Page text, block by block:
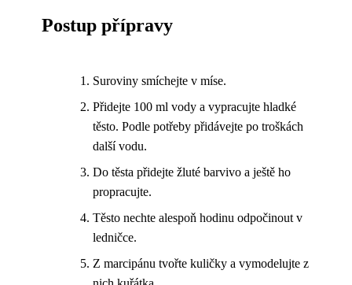
Postup přípravy
Suroviny smíchejte v míse.
Přidejte 100 ml vody a vypracujte hladké
těsto. Podle potřeby přidávejte po troškách
další vodu.
Do těsta přidejte žluté barvivo a ještě ho
propracujte.
Těsto nechte alespoň hodinu odpočinout v
ledničce.
Z marcipánu tvořte kuličky a vymodelujte z